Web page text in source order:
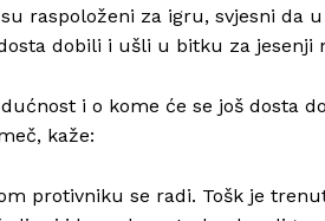
raspoloženi za igru, svjesni da
dobili i ušli u bitku za jesenji
i o kome će se još dosta
kaže:
protivniku se radi. Tošk je